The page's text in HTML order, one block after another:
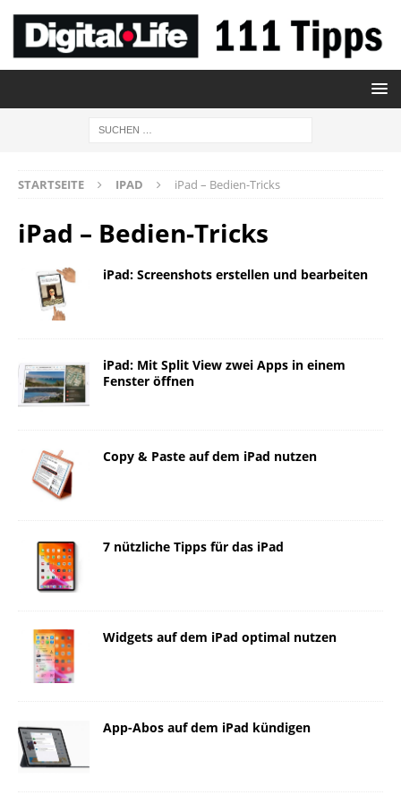
STARTSEITE IPAD iPad – Bedien-Tricks
iPad – Bedien-Tricks
iPad: Screenshots erstellen und bearbeiten
iPad: Mit Split View zwei Apps in einem
Fenster öffnen
Copy & Paste auf dem iPad nutzen
7 nützliche Tipps für das iPad
Widgets auf dem iPad optimal nutzen
App-Abos auf dem iPad kündigen